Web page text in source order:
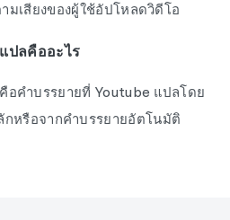
มเสียงของผู้ใช้อัปโหลดวิดีโอ
ปลคืออะไร
คำบรรยายที่ Youtube แปลโดย
หรือจากคำบรรยายอัตโนมัติ